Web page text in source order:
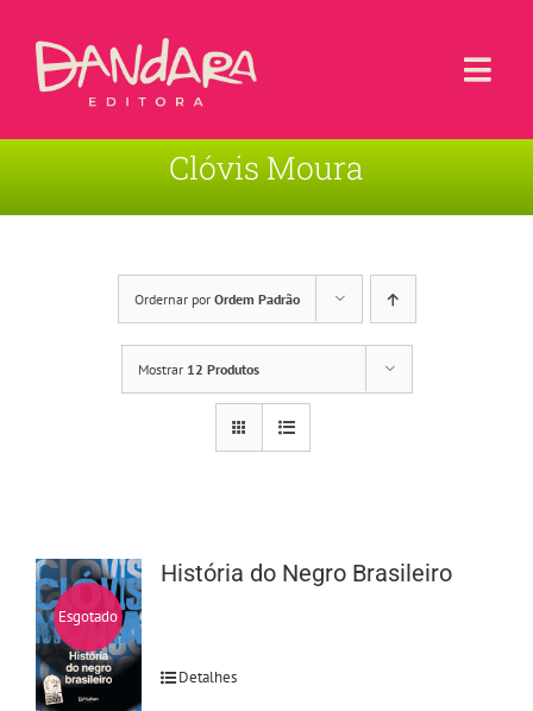
Sobre a Editora
Clóvis Moura
Ordernar por Ordem Padrão
Mostrar 12 Produtos
Esgotado
História do Negro Brasileiro
Detalhes